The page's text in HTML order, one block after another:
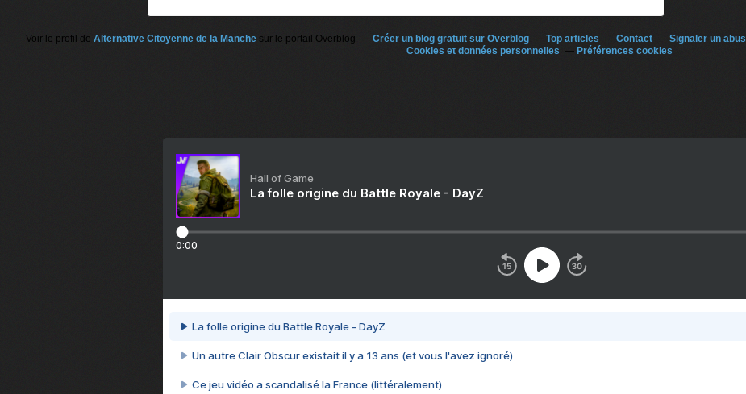
Voir le profil de Alternative Citoyenne de la Manchesur le portail Overblog Créer un blog gratuit sur Overblog Top articles Contact Signaler un abus
Cookies et données personnelles
Préférences cookies
Hall of Game
La folle origine du Battle Royale - DayZ
0:00
La folle origine du Battle Royale - DayZ
Un autre Clair Obscur existait il y a 13 ans (et vous l'avez ignoré)
Ce jeu vidéo a scandalisé la France (littéralement)